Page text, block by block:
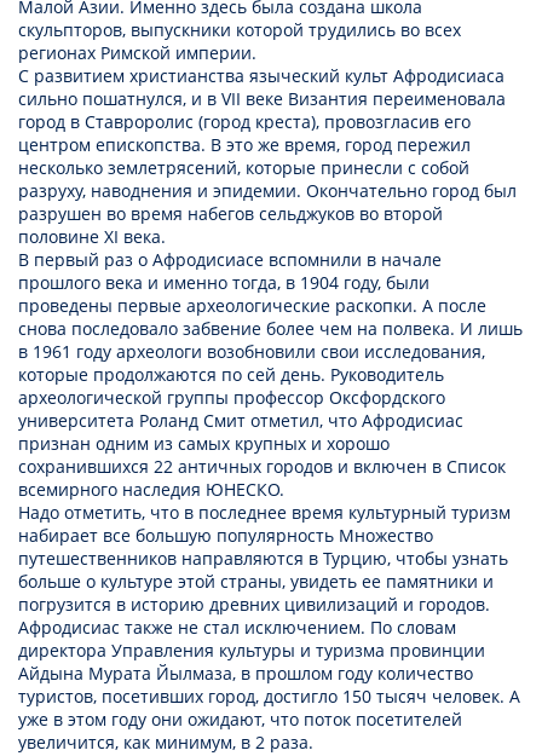
Малой Азии. Именно здесь была создана школа
скульпторов, выпускники которой трудились во всех
регионах Римской империи.
С развитием христианства языческий культ Афродисиаса
сильно пошатнулся, и в VII веке Византия переименовала
город в Ставроролис (город креста), провозгласив его
центром епископства. В это же время, город пережил
несколько землетрясений, которые принесли с собой
разруху, наводнения и эпидемии. Окончательно город был
разрушен во время набегов сельджуков во второй
половине XI века.
В первый раз о Афродисиасе вспомнили в начале
прошлого века и именно тогда, в 1904 году, были
проведены первые археологические раскопки. А после
снова последовало забвение более чем на полвека. И лишь
в 1961 году археологи возобновили свои исследования,
которые продолжаются по сей день. Руководитель
археологической группы профессор Оксфордского
университета Роланд Смит отметил, что Афродисиас
признан одним из самых крупных и хорошо
сохранившихся 22 античных городов и включен в Список
всемирного наследия ЮНЕСКО.
Надо отметить, что в последнее время культурный туризм
набирает все большую популярность Множество
путешественников направляются в Турцию, чтобы узнать
больше о культуре этой страны, увидеть ее памятники и
погрузится в историю древних цивилизаций и городов.
Афродисиас также не стал исключением. По словам
директора Управления культуры и туризма провинции
Айдына Мурата Йылмаза, в прошлом году количество
туристов, посетивших город, достигло 150 тысяч человек. А
уже в этом году они ожидают, что поток посетителей
увеличится, как минимум, в 2 раза.